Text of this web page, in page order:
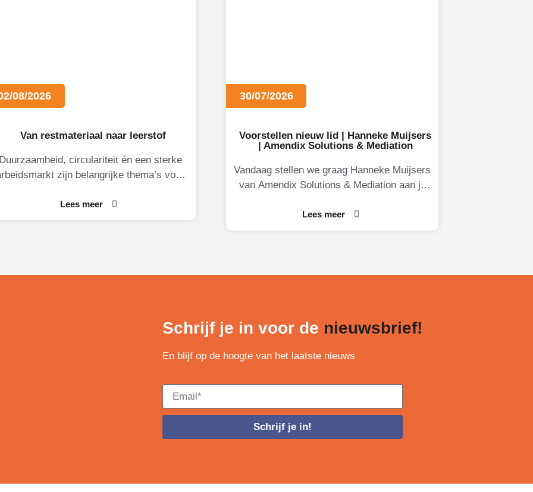
08/2026
Van restmateriaal naar leerstof
circulariteit én een sterke
zijn belangrijke thema’s voor
Limburg graag MateriaalMaatjes onder
de aandacht.
Lees meer
30/07/2026
Voorstellen nieuw lid | Hanneke Muijsers
| Amendix Solutions & Mediation
Vandaag stellen we graag Hanneke Muijsers
van Amendix Solutions & Mediation aan je
een
Lees meer
Schrijf je in voor de nieuwsbrief!
En blijf op de hoogte van het laatste nieuws
Schrijf je in!